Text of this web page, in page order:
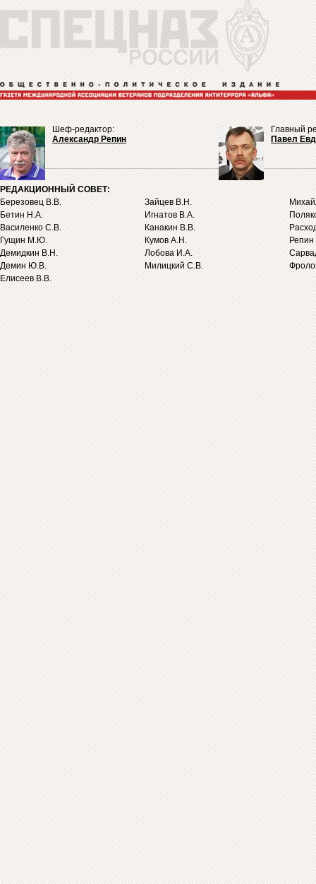
Шеф-редактор:
Александр Репин
Главный
Павел
РЕДАКЦИОННЫЙ СОВЕТ:
Березовец В.В.
Бетин Н.А.
Василенко С.В.
Гущин М.Ю.
Демидкин В.Н.
Демин Ю.В.
Елисеев В.В.
Зайцев В.Н.
Игнатов В.А.
Канакин В.В.
Кумов А.Н.
Лобова И.А.
Милицкий С.В.
Репин